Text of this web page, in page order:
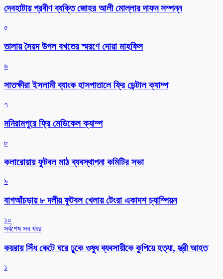
দেবহাটায় প্রবীণ ব্যক্তি জোহর আলী মোল্লার দাফন সম্পন্ন
৫
তালায় সৈয়দ উপল বখতের স্মরণে দোয়া মাহফিল
৬
সাতক্ষীরা ইসলামী ব্যাংক হাসপাতালে ফ্রি ডেন্টাল ক্যাম্প
৭
মনিরামপুরে ফ্রি মেডিকেল ক্যাম্প
৮
কলারোয়ায় ফুটবল মাঠ ব্যবস্থাপনা কমিটির সভা
৯
বাগআঁচড়ায় ৮ দলীয় ফুটবল খেলায় টেংরা একাদশ চ্যাম্পিয়ন
১০
সর্বশেষ সব খবর
কয়রায় সিঁধ কেটে ঘরে ঢুকে ওষুধ ব্যবসায়ীকে কুপিয়ে হত্যা, স্ত্রী আহত
১